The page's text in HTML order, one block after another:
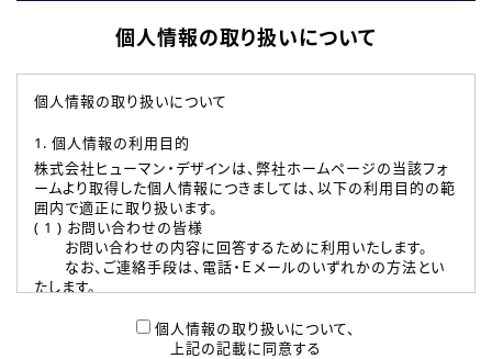
個人情報の取り扱いについて
個人情報の取り扱いについて
1. 個人情報の利用目的
株式会社ヒューマン・デザインは、弊社ホームページの当該フォ
ームより取得した個人情報につきましては、以下の利用目的の範
囲内で適正に取り扱います。
( 1 ) お問い合わせの皆様
お問い合わせの内容に回答するために利用いたします。
なお、ご連絡手段は、電話・Ｅメールのいずれかの方法とい
たします。
本登録に関するご連絡および本登録時の参考情報として利
個人情報の取り扱いについて、
上記の記載に同意する